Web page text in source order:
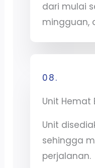
dari mulai
mingguan,
08.
Unit Hemat
Unit
sehingga
perjalanan.